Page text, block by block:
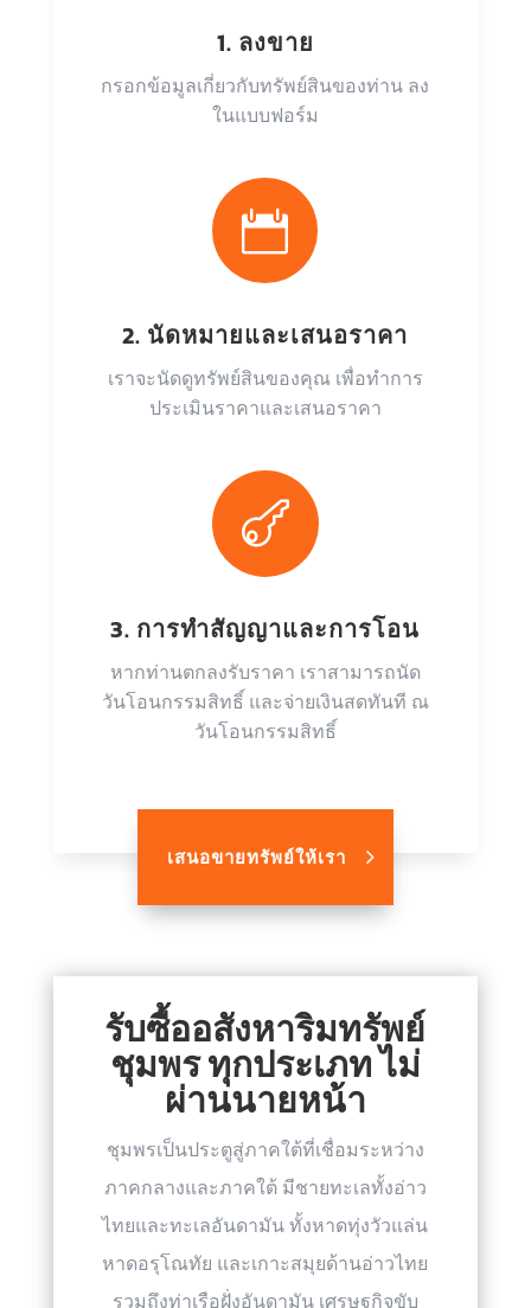
1. ลงขาย
กรอกข้อมูลเกี่ยวกับทรัพย์สินของท่าน ลง
ในแบบฟอร์ม

2. นัดหมายและเสนอราคา
เราจะนัดดูทรัพย์สินของคุณ เพื่อทำการ
ประเมินราคาและเสนอราคา

3. การทำสัญญาและการโอน
หากท่านตกลงรับราคา เราสามารถนัด
วันโอนกรรมสิทธิ์ และจ่ายเงินสดทันที ณ
วันโอนกรรมสิทธิ์
เสนอขายทรัพย์ให้เรา
รับซื้ออสังหาริมทรัพย์
ชุมพร ทุกประเภท ไม่
ผ่านนายหน้า
ชุมพรเป็นประตูสู่ภาคใต้ที่เชื่อมระหว่าง
ภาคกลางและภาคใต้ มีชายทะเลทั้งอ่าว
ไทยและทะเลอันดามัน ทั้งหาดทุ่งวัวแล่น
หาดอรุโณทัย และเกาะสมุยด้านอ่าวไทย
รวมถึงท่าเรือฝั่งอันดามัน เศรษฐกิจขับ